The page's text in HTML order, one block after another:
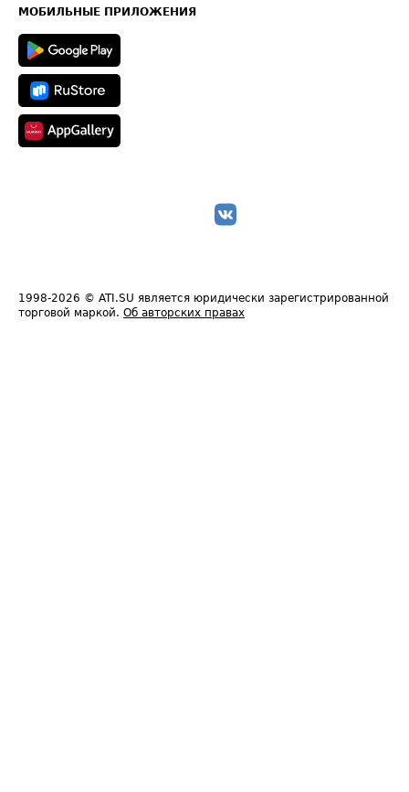
Техническая информация
МОБИЛЬНЫЕ ПРИЛОЖЕНИЯ
1998-2026 © ATI.SU является юридически зарегистрированной
торговой маркой. Об авторских правах